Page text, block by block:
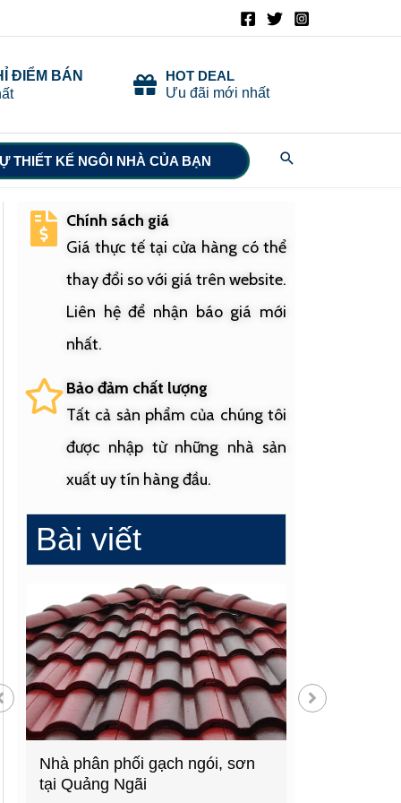
ĐIỂM BÁN
HOT DEAL
Ưu đãi mới nhất
THIẾT KẾ NGÔI NHÀ CỦA BẠN Search
Chính sách giá
Giá thực tế tại cửa hàng có thể
thay đổi so với giá trên website.
Liên hệ để nhận báo giá mới
nhất.
Bảo đảm chất lượng
Tất cả sản phẩm của chúng tôi
được nhập từ những nhà sản
xuất uy tín hàng đầu.
Bài viết
gạch ngói, sơn
Cửa hàng vật liệu xây dựng